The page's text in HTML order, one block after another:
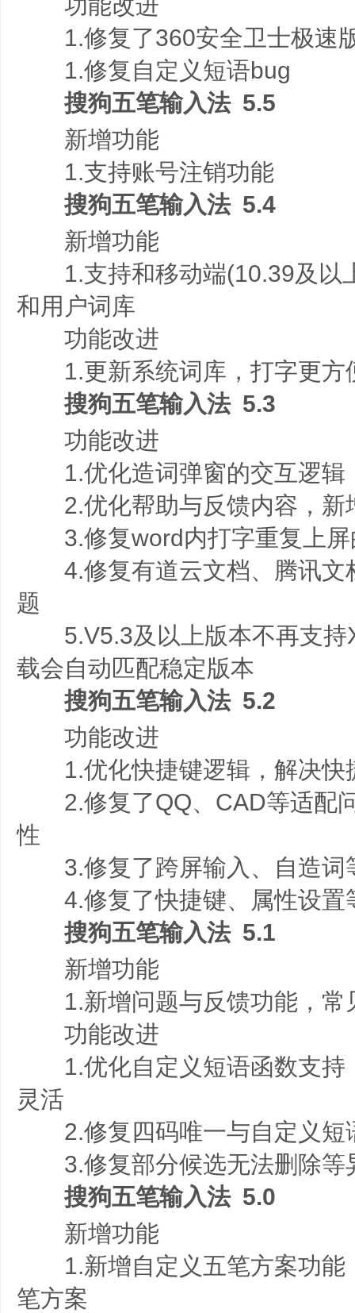
1.修复了360安全卫士极速
1.修复自定义短语bug
搜狗五笔输入法 5.5
新增功能
1.支持账号注销功能
搜狗五笔输入法 5.4
新增功能
1.支持和移动端(10.39及以
和用户词库
功能改进
1.更新系统词库，打字更方
搜狗五笔输入法 5.3
功能改进
1.优化造词弹窗的交互逻辑
2.优化帮助与反馈内容，新
3.修复word内打字重复上屏
4.修复有道云文档、腾讯文
题
5.V5.3及以上版本不再支持
载会自动匹配稳定版本
搜狗五笔输入法 5.2
功能改进
1.优化快捷键逻辑，解决快
2.修复了QQ、CAD等适配
性
3.修复了跨屏输入、自造词
4.修复了快捷键、属性设置
搜狗五笔输入法 5.1
新增功能
1.新增问题与反馈功能，常
功能改进
1.优化自定义短语函数支持
灵活
2.修复四码唯一与自定义短
3.修复部分候选无法删除等
搜狗五笔输入法 5.0
新增功能
1.新增自定义五笔方案功能
笔方案